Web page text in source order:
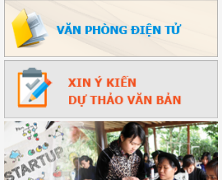
(898/KH/ĐCT) Kế hoạch thực hiện Quyết định số 2415/QĐ-TTg ngày
31/10/2025 ...
(417/QĐ-BNNMT) Quyết định phê duyệt Chương trình mục tiêu quốc gia
(891/KH-ĐCT) Kế hoạch thực hiện Nghị quyết số 72-NQ/TW ngày
9/9/2025 của Bộ ...
(2415/QĐ-TTg) Quyết định về việc phê duyệt Đề án Hỗ trợ Phụ nữ khởi
nghiệp ...